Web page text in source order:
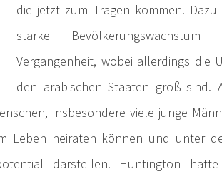
die jetzt zum Tragen kommen.
starke
Vergangenheit, wobei allerdings die
den arabischen Staaten groß sind.
insbesondere viele junge
Leben heiraten können und unter
darstellen. Huntington